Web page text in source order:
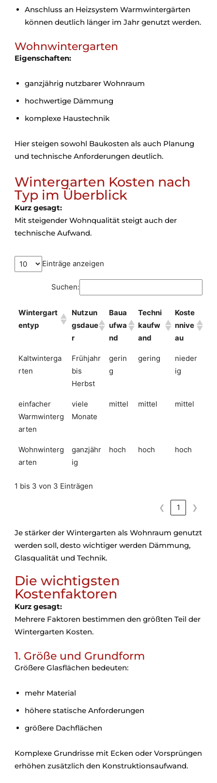
Anschluss an Heizsystem Warmwintergärten
können deutlich länger im Jahr genutzt werden.
Wohnwintergarten
Eigenschaften:
ganzjährig nutzbarer Wohnraum
hochwertige Dämmung
komplexe Haustechnik
Hier steigen sowohl Baukosten als auch Planung
und technische Anforderungen deutlich.
Wintergarten Kosten nach
Typ im Überblick
Kurz gesagt:
Mit steigender Wohnqualität steigt auch der
technische Aufwand.
Einträge anzeigen
Suchen:
Wintergart
entyp
Nutzun
gsdaue
r
Baua
ufwa
nd
Techni
kaufw
and
Koste
nnive
au
Kaltwinterga
rten
Frühjahr
bis
Herbst
gerin
g
gering
nieder
ig
einfacher
Warmwinterg
arten
viele
Monate
mittel mittel mittel
Wohnwinterg
arten
ganzjähr
ig
hoch hoch hoch
1 bis 3 von 3 Einträgen
❮ 1 ❯
Je stärker der Wintergarten als Wohnraum genutzt
werden soll, desto wichtiger werden Dämmung,
Glasqualität und Technik.
Die wichtigsten
Kostenfaktoren
Kurz gesagt:
Mehrere Faktoren bestimmen den größten Teil der
Wintergarten Kosten.
1. Größe und Grundform
Größere Glasflächen bedeuten:
mehr Material
höhere statische Anforderungen
größere Dachflächen
Komplexe Grundrisse mit Ecken oder Vorsprüngen
erhöhen zusätzlich den Konstruktionsaufwand.